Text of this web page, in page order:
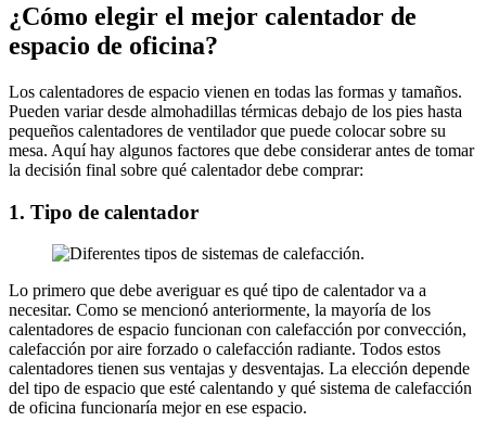
¿Cómo elegir el mejor calentador de
espacio de oficina?
Los calentadores de espacio vienen en todas las formas y tamaños.
Pueden variar desde almohadillas térmicas debajo de los pies hasta
pequeños calentadores de ventilador que puede colocar sobre su
mesa. Aquí hay algunos factores que debe considerar antes de tomar
la decisión final sobre qué calentador debe comprar:
1. Tipo de calentador
Lo primero que debe averiguar es qué tipo de calentador va a
necesitar. Como se mencionó anteriormente, la mayoría de los
calentadores de espacio funcionan con calefacción por convección,
calefacción por aire forzado o calefacción radiante. Todos estos
calentadores tienen sus ventajas y desventajas. La elección depende
del tipo de espacio que esté calentando y qué sistema de calefacción
de oficina funcionaría mejor en ese espacio.